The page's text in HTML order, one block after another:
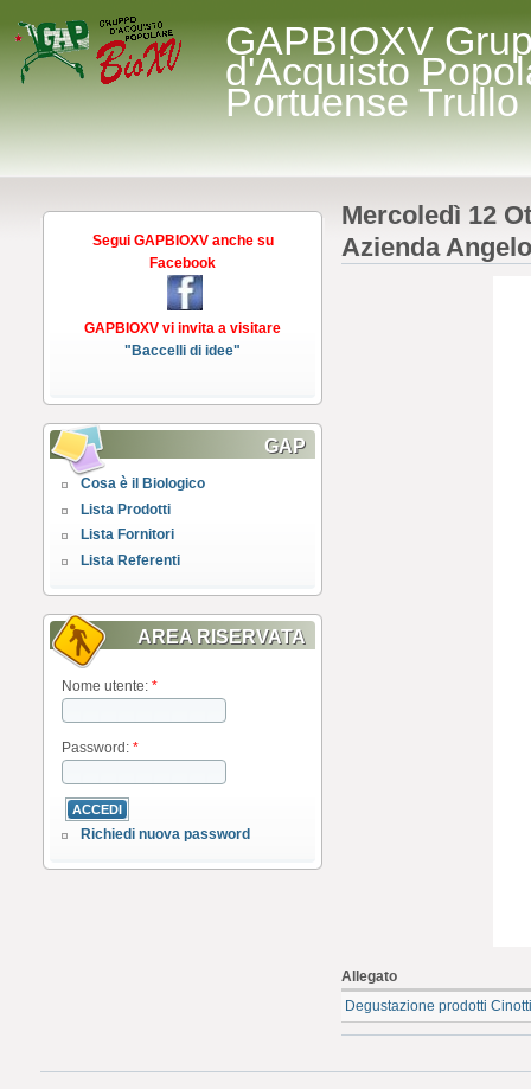
GAPBIOXV
d'Acquisto
Portuense Trullo
Segui GAPBIOXV anche su
Facebook
GAPBIOXV vi invita a visitare
"Baccelli di idee"
GAP
Cosa è il Biologico
Lista Prodotti
Lista Fornitori
Lista Referenti
AREA RISERVATA
Nome utente: *
Password: *
Richiedi nuova password
Mercoledì 12
Azienda
Allegato
Degustazione prodotti